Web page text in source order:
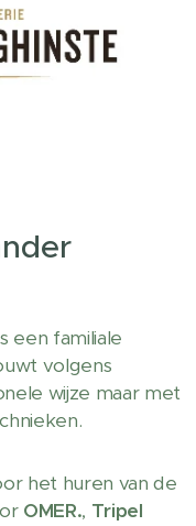
een familiale
volgens
wijze maar met
het huren van de
OMER., Tripel